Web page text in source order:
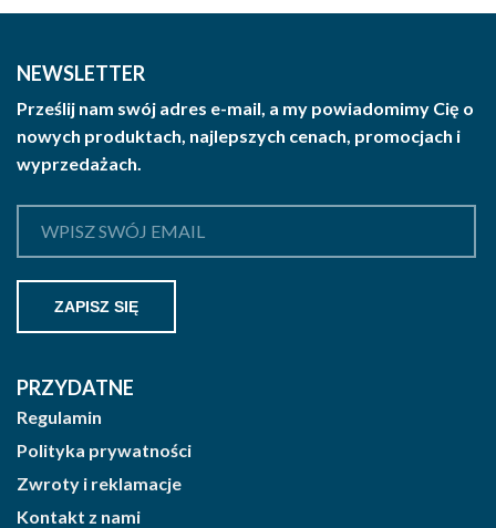
NEWSLETTER
Prześlij nam swój adres e-mail, a my powiadomimy Cię o
nowych produktach, najlepszych cenach, promocjach i
wyprzedażach.
PRZYDATNE
Regulamin
Polityka prywatności
Zwroty i reklamacje
Kontakt z nami